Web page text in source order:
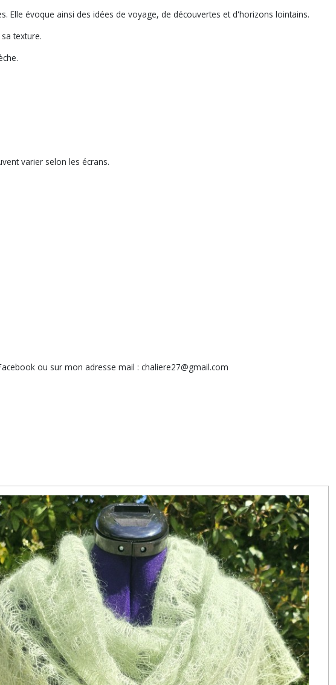
Elle évoque ainsi des idées de voyage, de découvertes et d'horizons lointains.
texture.
varier selon les écrans.
ou sur mon adresse mail : chaliere27@gmail.com